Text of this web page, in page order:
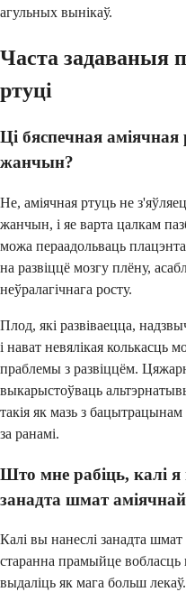
агульных вынікаў.
Часта задаваныя
ртуці
Ці бяспечная
жанчын?
Не, аміячная ртуць не
жанчын, і яе варта цалкам
можа пераадольваць
на развіццё мозгу плёну,
неўралагічнага росту.
Плод, які развіваецца,
і нават невялікая колькасць
праблемы з развіццём.
выкарыстоўваць
такія як мазь з бацытрацынам
за ранамі.
Што мне рабіць, калі
занадта шмат аміячнай
Калі вы нанеслі занадта
старанна прамыйце
выдаліць як мага больш